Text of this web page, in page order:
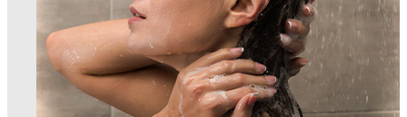
Publicado em: 17/06/2026
Limpeza do couro